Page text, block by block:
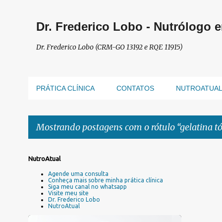
Dr. Frederico Lobo - Nutrólogo
Dr. Frederico Lobo (CRM-GO 13192 e RQE 11915)
PRÁTICA CLÍNICA CONTATOS NUTROATUAL
Mostrando postagens com o rótulo gelatina
P
NutroAtual
Agende uma consulta
Conheça mais sobre minha prática clínica
Siga meu canal no whatsapp
Visite meu site
Dr. Frederico Lobo
NutroAtual